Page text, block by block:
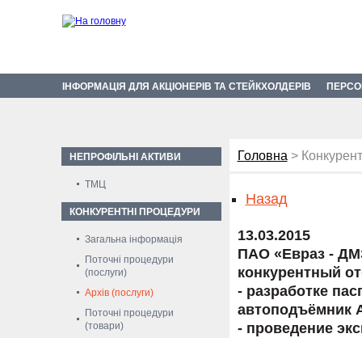
ІНФОРМАЦІЯ ДЛЯ АКЦІОНЕРІВ ТА СТЕЙКХОЛДЕРІВ
НЕПРОФІЛЬНІ АКТИВИ
ТМЦ
КОНКУРЕНТНІ ПРОЦЕДУРИ
Загальна інформація
Поточні процедури
(послуги)
Архів (послуги)
Поточні процедури
(товари)
Головна >
Назад
13.03.2015
ПАО «Евраз -
конкурентный
- разработке
автоподъёмник
- проведение